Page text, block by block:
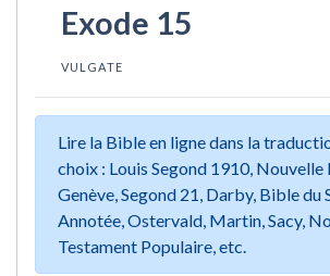
Exode 15
VULGATE
Lire la Bible en ligne dans la
choix : Louis Segond 1910, Nouvelle
Genève, Segond 21, Darby, Bible du
Annotée, Ostervald, Martin, Sacy,
Testament Populaire, etc.